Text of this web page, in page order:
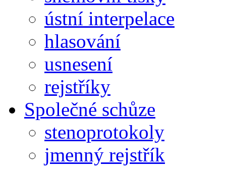
ústní interpelace
hlasování
usnesení
rejstříky
Společné schůze
stenoprotokoly
jmenný rejstřík